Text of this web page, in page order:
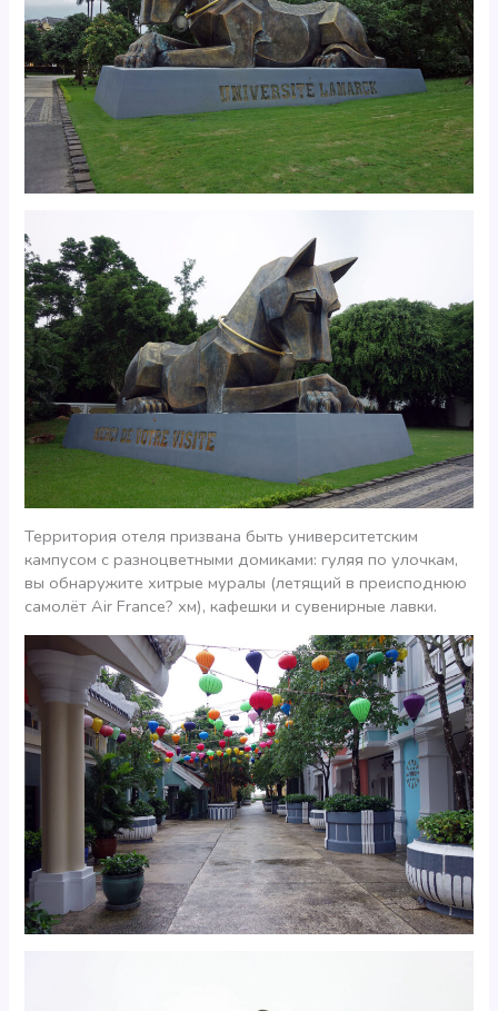
Территория отеля призвана быть университетским
кампусом с разноцветными домиками: гуляя по улочкам,
вы обнаружите хитрые муралы (летящий в преисподнюю
самолёт Air France? хм), кафешки и сувенирные лавки.